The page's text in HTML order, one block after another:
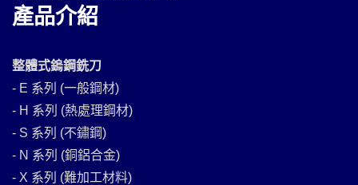
產品介紹
整體式鎢鋼銑刀
- E 系列 (一般鋼材)
- H 系列 (熱處理鋼材)
- S 系列 (不鏽鋼)
- N 系列 (銅鋁合金)
- X 系列 (難加工材料)